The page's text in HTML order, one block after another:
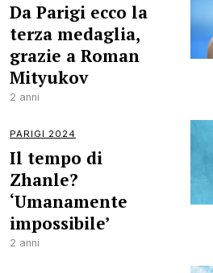
Da Parigi ecco la
terza medaglia,
grazie a Roman
Mityukov
2 anni
PARIGI 2024
Il tempo di
Zhanle?
‘Umanamente
impossibile’
2 anni